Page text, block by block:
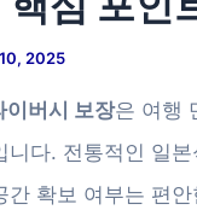
2025
이버시 보장은 여행
니다. 전통적인 일
간 확보 여부는 편